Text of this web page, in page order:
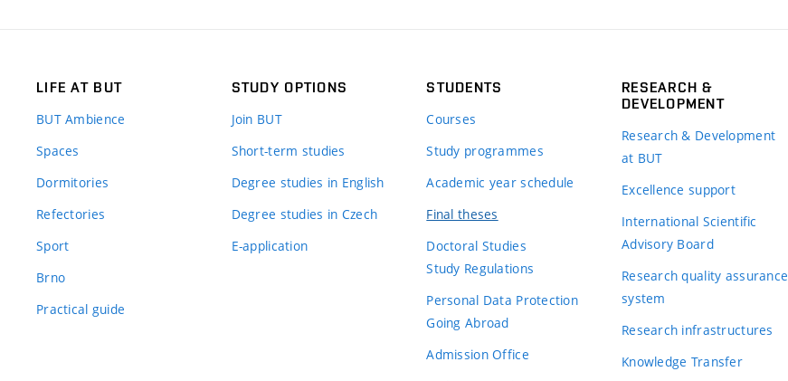
LIFE AT BUT
BUT Ambience
Spaces
Dormitories
Refectories
Sport
Brno
Practical guide
STUDY OPTIONS
Join BUT
Short-term studies
Degree studies in English
Degree studies in Czech
E-application
STUDENTS
Courses
Study programmes
Academic year schedule
Final theses
Doctoral Studies
Study Regulations
Personal Data Protection
Going Abroad
Admission Office
RESEARCH &
DEVELOPMENT
Research & Development
at BUT
Excellence support
International Scientific
Advisory Board
Research quality assurance
system
Research infrastructures
Knowledge Transfer